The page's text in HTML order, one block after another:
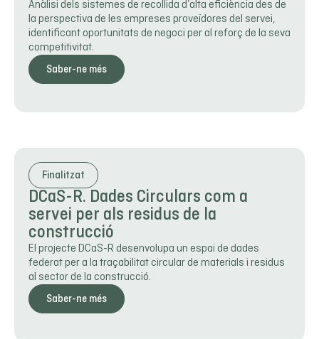
Anàlisi dels sistemes de recollida d’alta eficiència des de
la perspectiva de les empreses proveïdores del servei,
identificant oportunitats de negoci per al reforç de la seva
competitivitat.
Saber-ne més
Finalitzat
DCaS-R. Dades Circulars com a
servei per als residus de la
construcció
El projecte DCaS-R desenvolupa un espai de dades
federat per a la traçabilitat circular de materials i residus
al sector de la construcció.
Saber-ne més